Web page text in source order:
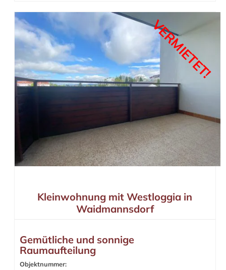
VERMIETET!
Kleinwohnung mit Westloggia in
Waidmannsdorf
Gemütliche und sonnige
Raumaufteilung
Objektnummer: